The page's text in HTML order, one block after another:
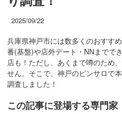
2025/09/22
兵庫県神戸市には数多くのおすす
番(基盤)や店外デート・NNまでで
店も！ただし、あくまで噂のため
せん。そこで、神戸のピンサロで
調査しました！
この記事に登場する専門家